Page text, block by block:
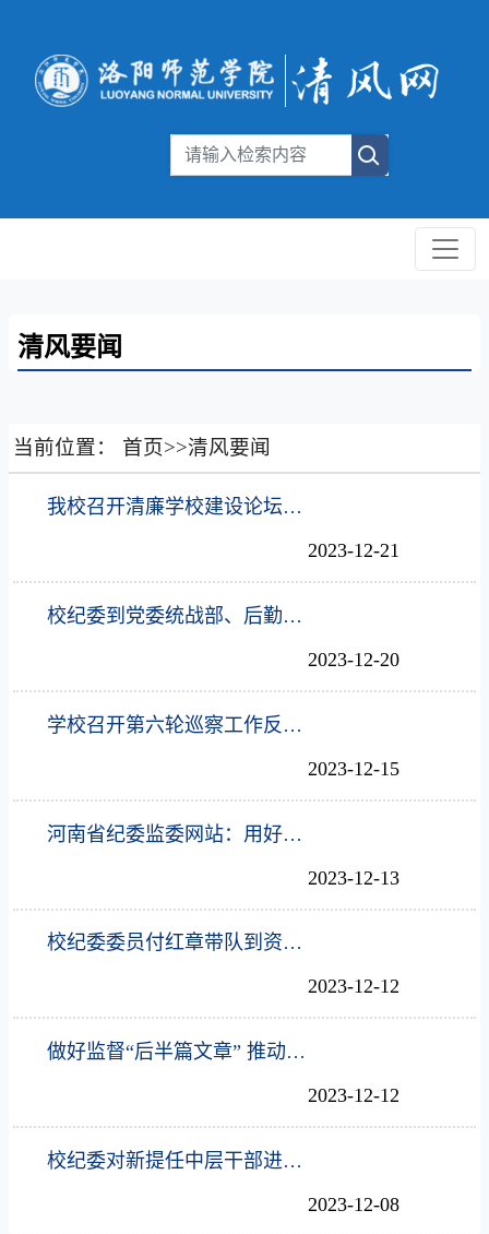
清风要闻
当前位置： 首页>>清风要闻
我校召开清廉学校建设论坛征文活动总结推进会
2023-12-21
校纪委到党委统战部、后勤处开展校园安全稳定工作监督检查
2023-12-20
学校召开第六轮巡察工作反馈会
2023-12-15
河南省纪委监委网站：用好谈心谈话 护航干部行稳致远
2023-12-13
校纪委委员付红章带队到资产经营有限责任公司、财务处开展监督检查
2023-12-12
做好监督“后半篇文章” 推动学校高质量发展
2023-12-12
校纪委对新提任中层干部进行廉政谈话
2023-12-08